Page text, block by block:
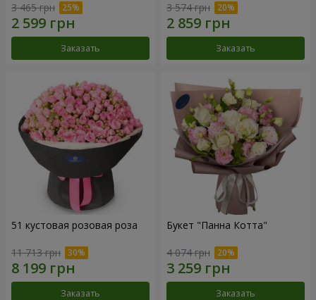
3 465 грн
Заказать
3 574 грн
Заказать
51 кустовая розовая роза
11 713 грн
Заказать
Букет "Панна Котта"
4 074 грн
Заказать